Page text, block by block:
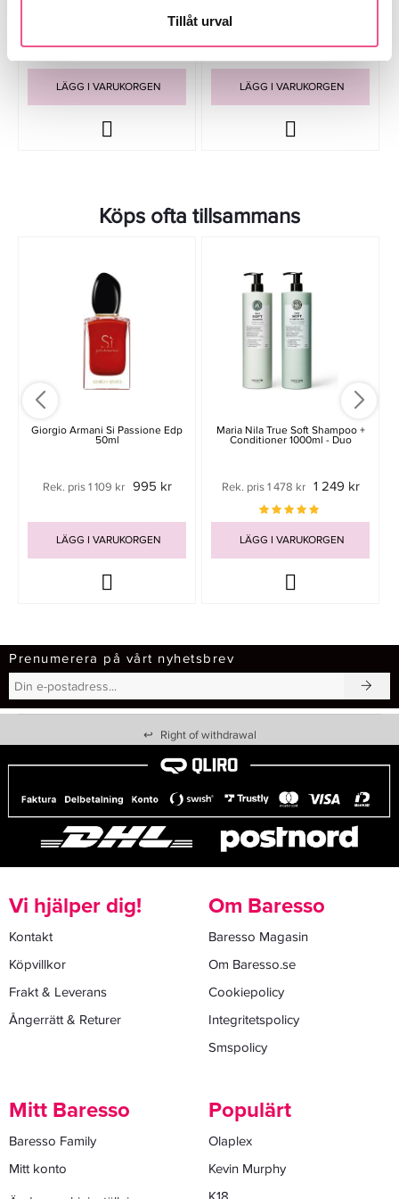
Tillåt urval
LÄGG I VARUKORGEN LÄGG I VARUKORGEN
Köps ofta tillsammans
Giorgio Armani Si Passione Edp
50ml
Rek. pris 1 109 kr 995 kr
LÄGG I VARUKORGEN
Maria Nila True Soft Shampoo +
Conditioner 1000ml - Duo
Rek. pris 1 478 kr 1 249 kr
LÄGG I VARUKORGEN
Prenumerera på vårt nyhetsbrev
↩ Right of withdrawal
Vi hjälper dig!
Kontakt
Köpvillkor
Frakt & Leverans
Ångerrätt & Returer
Om Baresso
Baresso Magasin
Om Baresso.se
Cookiepolicy
Integritetspolicy
Smspolicy
Mitt Baresso
Baresso Family
Mitt konto
Populärt
Olaplex
Kevin Murphy